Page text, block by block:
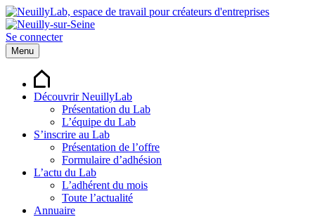
Se connecter
Menu
Découvrir NeuillyLab
Présentation du Lab
L’équipe du Lab
S’inscrire au Lab
Présentation de l’offre
Formulaire d’adhésion
L’actu du Lab
L’adhérent du mois
Toute l’actualité
Annuaire